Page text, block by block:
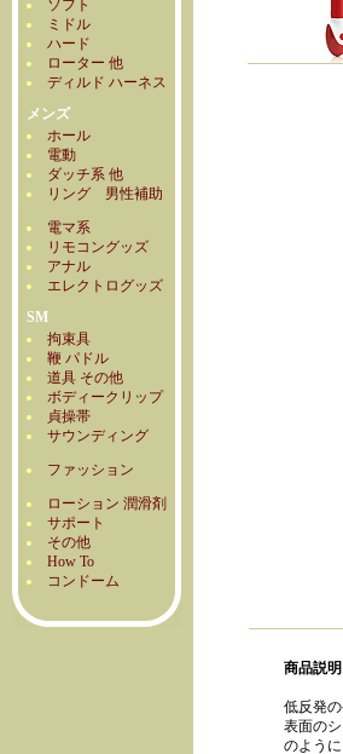
ソフト
ミドル
ハード
ローター 他
ディルド ハーネス
メンズ
ホール
電動
ダッチ系 他
リング 男性補助
電マ系
リモコングッズ
アナル
エレクトログッズ
SM
拘束具
鞭 パドル
道具 その他
ボディークリップ
貞操帯
サウンディング
ファッション
ローション 潤滑剤
サポート
その他
How To
コンドーム
商品説明
低反発
表面の
のよう